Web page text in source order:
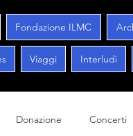
Fondazione ILMC
Viaggi Interludi
Donazione Concerti